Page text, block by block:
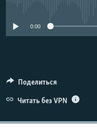
0:00
Поделиться
Читать без VPN